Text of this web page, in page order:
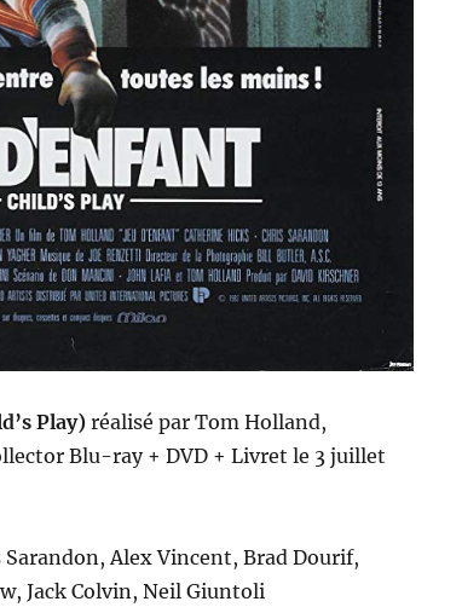
Play) réalisé par Tom Holland,
Blu-ray + DVD + Livret le 3 juillet
Alex Vincent, Brad Dourif,
Jack Colvin, Neil Giuntoli